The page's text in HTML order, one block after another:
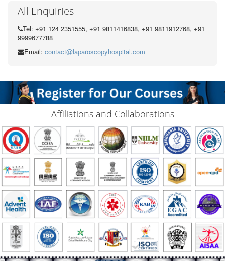
All Enquiries
Tel: +91 124 2351555, +91 9811416838, +91 9811912768, +91
9999677788
Email: contact@laparoscopyhospital.com
Affiliations and Collaborations